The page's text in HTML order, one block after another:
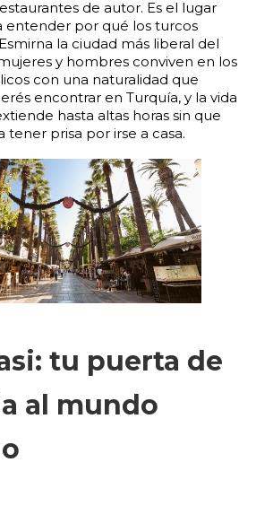
de autor. Es el lugar
entender por qué los turcos
la ciudad más liberal del
y hombres conviven en los
con una naturalidad que
encontrar en Turquía, y la vida
hasta altas horas sin que
tener prisa por irse a casa.
tu puerta de
al mundo